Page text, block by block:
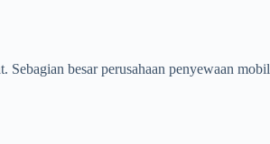
Sebagian besar perusahaan penyewaan mobil